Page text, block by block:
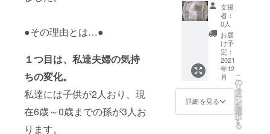
●その理由とは…●
１つ目は、私達夫婦の気持
ちの変化。
私達には子供が2人おり、現
在6歳～0歳までの孫が3人お
ります。
＊材
質：ポ
リエス
テル、
コット
ン ＊生
産：日
に着け
る、持
ち運ぶ
ことで
少し
happy
な気持
ちに
なって
頂けれ
ば⭐︎ ・
リエで1
つ1つ丁
寧に、
こだわ
りのあ
るレー
スコレ
クショ
ンの中
から製
作して
スの
レース
を使
い、手
作業で
刺繍さ
れた親
子マス
ク（大
人用：
ベー
ジュ / 子
供用：
支援
者：
0人
お届
け予
定：
2021
年12
月
詳細を見る
こ
の
リ
タ
ー
ン
を
選
択
す
る